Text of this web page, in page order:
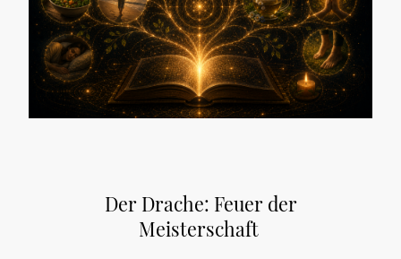
Der Drache: Feuer der
Meisterschaft